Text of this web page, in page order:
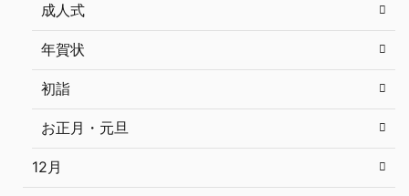
成人式
年賀状
初詣
お正月・元旦
12月